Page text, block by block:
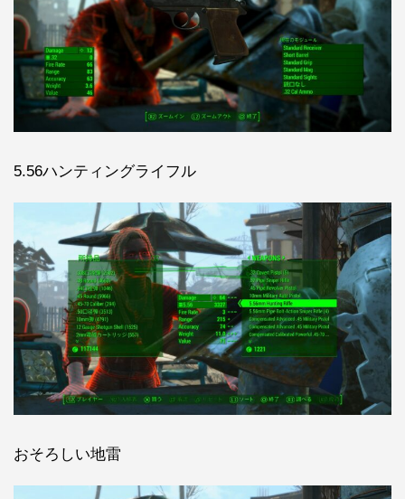
5.56ハンティングライフル
おそろしい地雷